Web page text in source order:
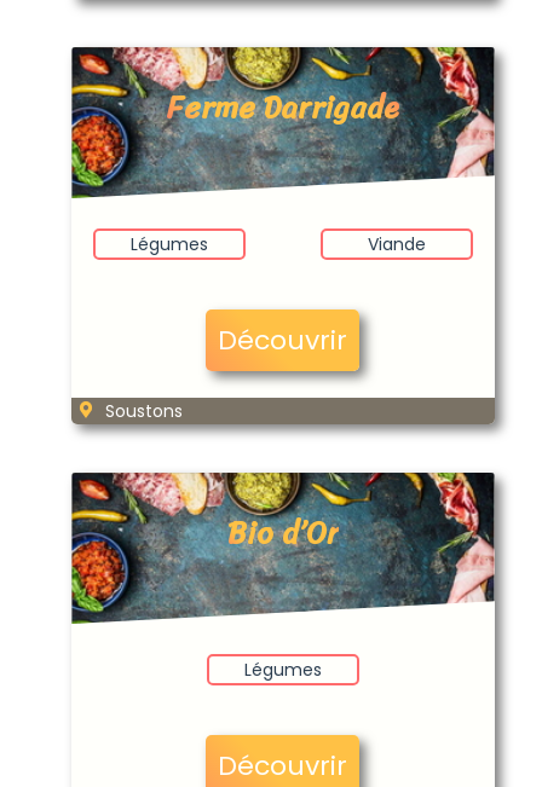
Ferme Darrigade
Légumes Viande
Découvrir
Soustons
Bio d’Or
Légumes
Découvrir